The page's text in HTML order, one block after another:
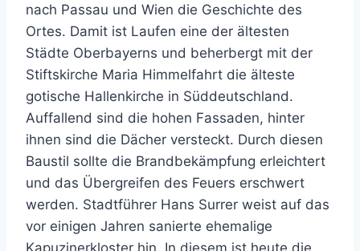
nach Passau und Wien die Geschichte des
Ortes. Damit ist Laufen eine der ältesten
Städte Oberbayerns und beherbergt mit der
Stiftskirche Maria Himmelfahrt die älteste
gotische Hallenkirche in Süddeutschland.
Auffallend sind die hohen Fassaden, hinter
ihnen sind die Dächer versteckt. Durch diesen
Baustil sollte die Brandbekämpfung erleichtert
und das Übergreifen des Feuers erschwert
werden. Stadtführer Hans Surrer weist auf das
vor einigen Jahren sanierte ehemalige
Kapuzinerkloster hin. In diesem ist heute die